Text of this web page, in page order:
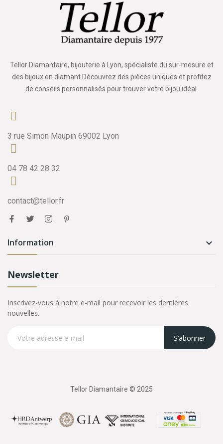
Tellor Diamantaire, bijouterie à Lyon, spécialiste du sur-mesure et
des bijoux en diamant.Découvrez des pièces uniques et profitez
de conseils personnalisés pour trouver votre bijou idéal.
3 rue Simon Maupin 69002 Lyon
04 78 42 28 32
contact@tellor.fr
Information 
Newsletter
Inscrivez-vous à notre e-mail pour recevoir les dernières
nouvelles.
S’abonner
Tellor Diamantaire © 2025